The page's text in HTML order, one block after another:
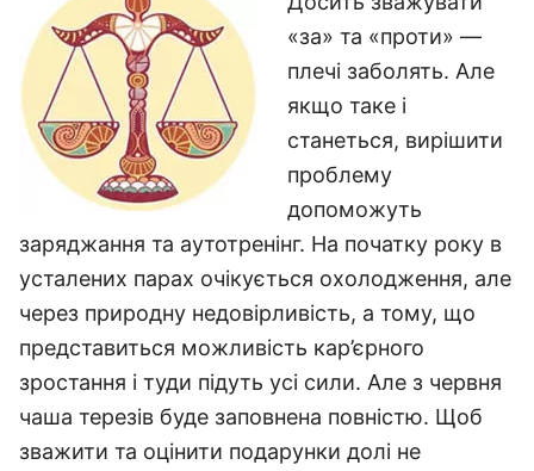
«за» та «проти» —
плечі заболять. Але
якщо таке і
станеться, вирішити
проблему
допоможуть
заряджання та аутотренінг. На початку року в
усталених парах очікується охолодження, але
через природну недовірливість, а тому, що
представиться можливість кар’єрного
зростання і туди підуть усі сили. Але з червня
чаша терезів буде заповнена повністю. Щоб
зважити та оцінити подарунки долі не